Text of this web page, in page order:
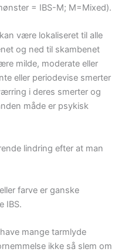
= IBS-M; M=Mixed).
være lokaliseret til alle
og ned til skambenet
milde, moderate eller
eller periodevise smerter
i deres smerter og
måde er psykisk
lindring efter at man
farve er ganske
IBS.
mange tarmlyde
ikke så slem om